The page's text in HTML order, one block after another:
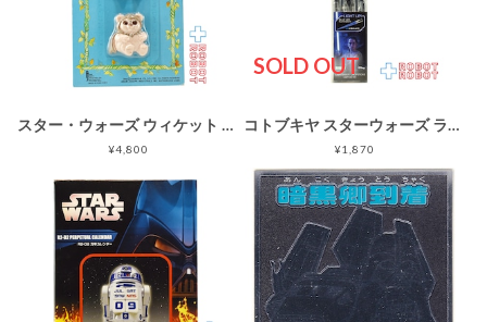
スター・ウォーズ ウィケット イウォーク マグネット 磁石 1983 未開封
¥4,800
SOLD OUT
コトブキヤ スターウォーズ ライトセイバー チョップスティック レイ ライトアップ 未開封
¥1,870